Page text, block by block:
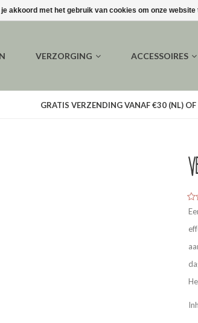
VERZORGING ACCESSOIRES
GRATIS VERZENDING VANAF €30 (NL) OF
akkoord met het gebruik van cookies om onze